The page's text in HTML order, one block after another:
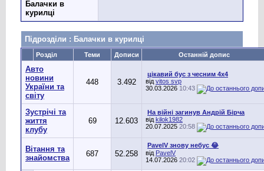
Балачки в
курилці
Підрозділи : Балачки в курилці
Розділ Теми Дописи Останній допис
Авто
новини
України та
світу
448 3.492
цікавий бус з чесним 4х4
від vitos svp
30.03.2026 10:43
Зустрічі та
життя
клубу
69 12.603
На війні загинув Андрій Бірча
від kilok1982
20.07.2025 20:58
Вітання та
знайомства
687 52.258
PavelV знову небус 😂
від PavelV
14.07.2026 20:02